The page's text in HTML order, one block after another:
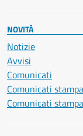
NOVITÀ
Notizie
Avvisi
Comunicati
Comunicati
Comunicati